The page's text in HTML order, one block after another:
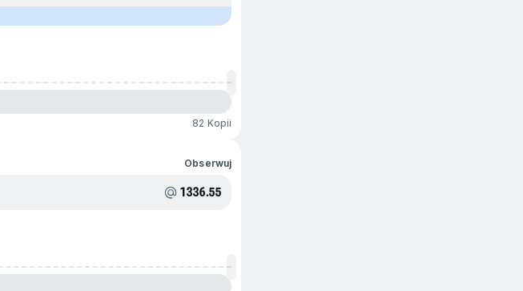
82 Kopii
Obserwuj
1336.55